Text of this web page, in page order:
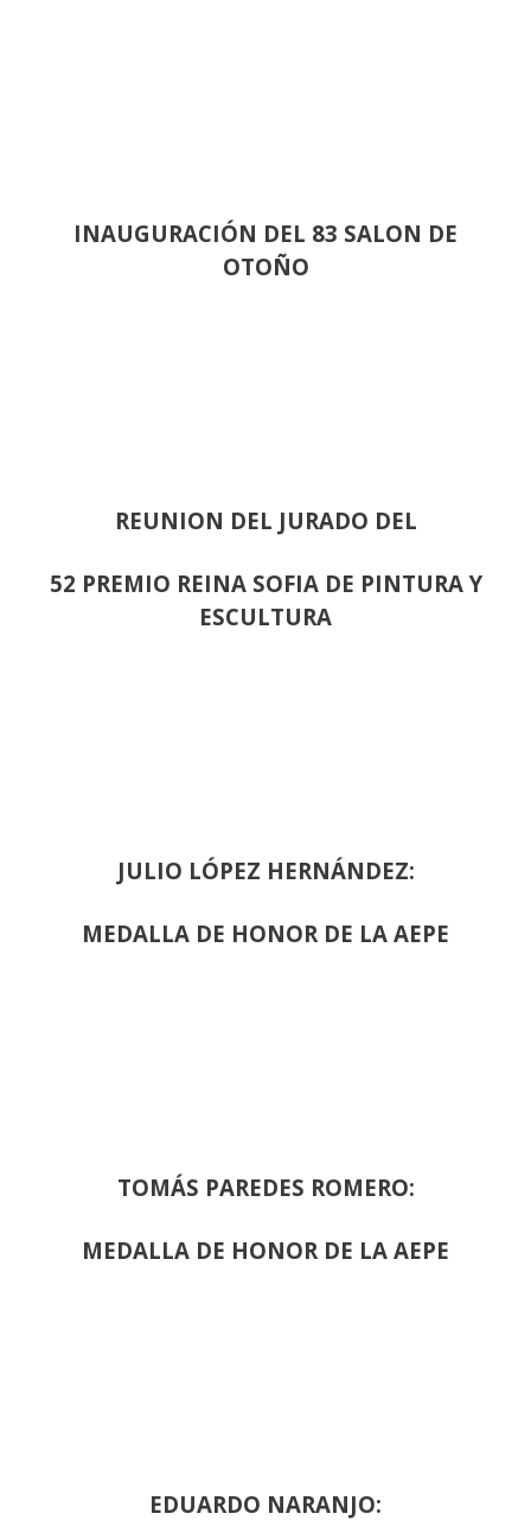
INAUGURACIÓN DEL 83 SALON DE
OTOÑO
REUNION DEL JURADO DEL
52 PREMIO REINA SOFIA DE PINTURA Y
ESCULTURA
JULIO LÓPEZ HERNÁNDEZ:
MEDALLA DE HONOR DE LA AEPE
TOMÁS PAREDES ROMERO:
MEDALLA DE HONOR DE LA AEPE
EDUARDO NARANJO: